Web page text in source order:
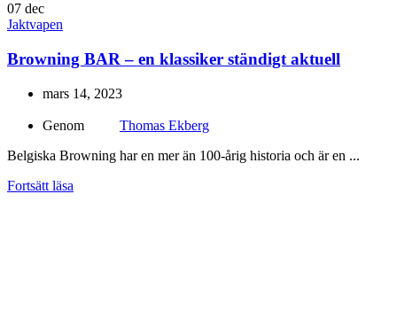
07 dec
Jaktvapen
Browning BAR – en klassiker ständigt aktuell
mars 14, 2023
Genom
Thomas Ekberg
Belgiska Browning har en mer än 100-årig historia och är en ...
Fortsätt läsa